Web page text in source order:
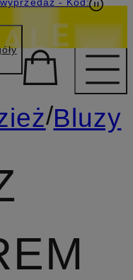
/Bluzy